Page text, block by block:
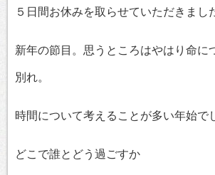
５日間お休みを取らせていただきまし
新年の節目。思うところはやはり命に
別れ。
時間について考えることが多い年始で
どこで誰とどう過ごすか